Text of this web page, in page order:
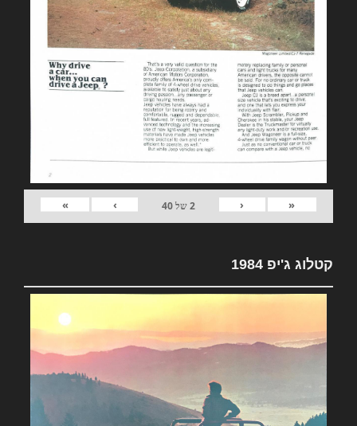
«
‹
2של40
›
»
קטלוג ג'יפ 1984